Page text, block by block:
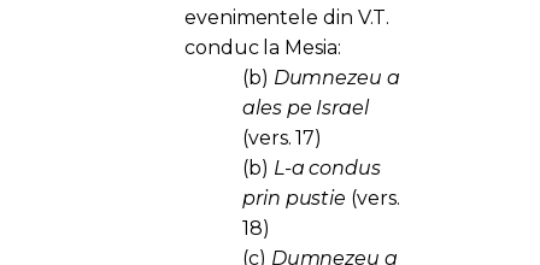
evenimentele din V.T.
conduc la Mesia:
(b) Dumnezeu a
ales pe Israel
(vers. 17)
(b) L-a condus
prin pustie (vers.
18)
(c) Dumnezeu a